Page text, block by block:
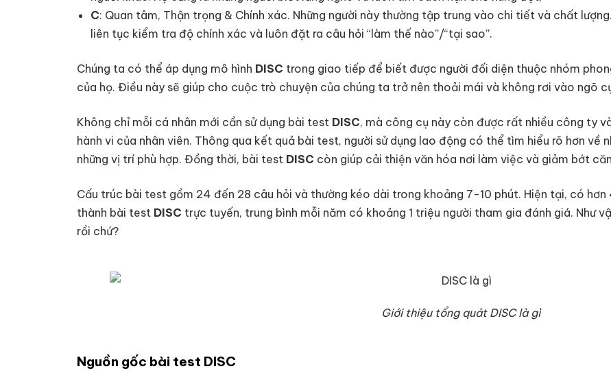
C: Quan tâm, Thận trọng & Chính xác. Những người này thường tập trung vào chi tiết và chất
liên tục kiểm tra độ chính xác và luôn đặt ra câu hỏi “làm thế nào”/“tại sao”.
Chúng ta có thể áp dụng mô hình DISC trong giao tiếp để biết được người đối diện thuộc nhóm
của họ. Điều này sẽ giúp cho cuộc trò chuyện của chúng ta trở nên thoải mái và không rơi vào ngõ
Không chỉ mỗi cá nhân mới cần sử dụng bài test DISC, mà công cụ này còn được rất nhiều công ty
hành vi của nhân viên. Thông qua kết quả bài test, người sử dụng lao động có thể tìm hiểu rõ hơn về
những vị trí phù hợp. Đồng thời, bài test DISC còn giúp cải thiện văn hóa nơi làm việc và giảm bớt
Cấu trúc bài test gồm 24 đến 28 câu hỏi và thường kéo dài trong khoảng 7-10 phút. Hiện tại, có
thành bài test DISC trực tuyến, trung bình mỗi năm có khoảng 1 triệu người tham gia đánh giá. Như
rồi chứ?
Giới thiệu tổng quát DISC là gì
Nguồn gốc bài test DISC